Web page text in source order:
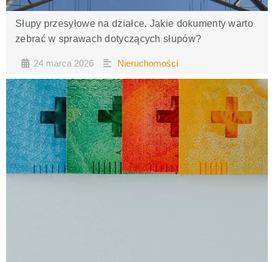
Słupy przesyłowe na działce. Jakie dokumenty warto
zebrać w sprawach dotyczących słupów?
24 marca 2026 Nieruchomości